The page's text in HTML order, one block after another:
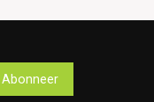
Abonneer